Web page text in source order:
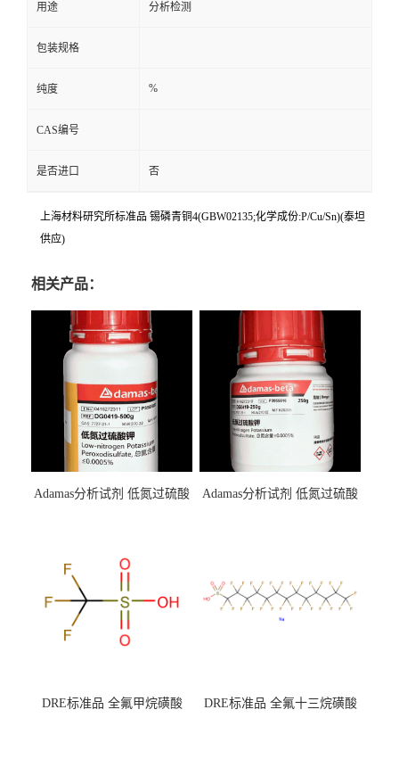
用途 分析检测
包装规格
纯度 %
CAS编号
是否进口 否
上海材料研究所标准品 锡磷青铜4(GBW02135;化学成份:P/Cu/Sn)(泰坦
供应)
相关产品：
Adamas分析试剂 低氮过硫酸
（泰坦现货供应）
Adamas分析试剂 低氮过硫酸
DRE标准品 全氟甲烷磺酸
DRE标准品 全氟十三烷磺酸